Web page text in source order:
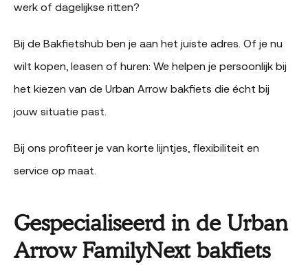
werk of dagelijkse ritten?
Bij de Bakfietshub ben je aan het juiste adres. Of je nu
wilt kopen, leasen of huren: We helpen je persoonlijk bij
het kiezen van de Urban Arrow bakfiets die écht bij
jouw situatie past.
Bij ons profiteer je van korte lijntjes, flexibiliteit en
service op maat.
Gespecialiseerd in de Urban
Arrow FamilyNext bakfiets